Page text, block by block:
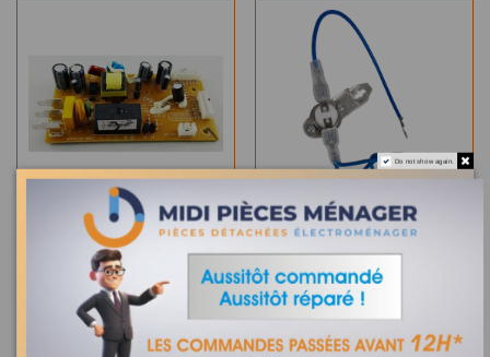
Définitivement épuisé
CARTE ELECTRONIQUE
PUISSANCE CUISEUR
COOKEO MOULINEX SS-
993572 SS-993450
14,04 €
En Stock
THERMOSTAT CUISEUR
PROGRAMMABLE
COOKEO MOULINEX SS-
997364
4,20 €
Do not show again.